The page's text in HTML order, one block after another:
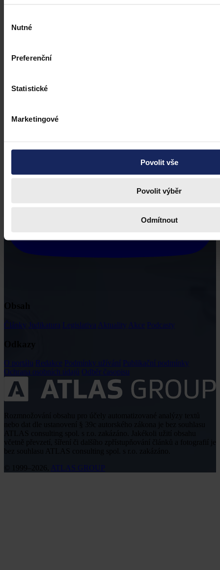
souhlasu
Nutné
Preferenční
Statistické
Marketingové
Povolit vše
Povolit výběr
Odmítnout
Články Judikatura Legislativa Aktuality Akce Podcasty
O portálu Redakce Podmínky užívání Publikační podmínky
Ochrana osobních údajů Odběr časopisu
včetně převzetí, šíření či dalšího zpřístupňování článků a fotografií je
ATLAS GROUP